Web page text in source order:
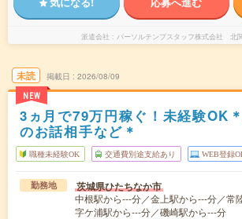
派遣会社 パーソルテンプスタッフ株式会社 北
未読
NEW
掲載日 2026/08/09
3ヵ月で79万円稼ぐ！未経験OK
のお話相手など＊
職種未経験OK 交通費別途支給あり WEB登録
勤務地 茨城県ひたちなか市
中根駅から---分／金上駅から---分／常
字ケ浦駅から---分／磯崎駅から---分